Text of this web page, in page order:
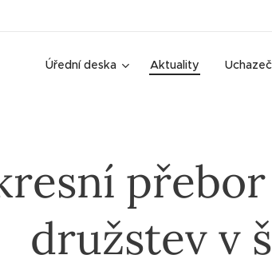
Úřední deska Aktuality
družstev v